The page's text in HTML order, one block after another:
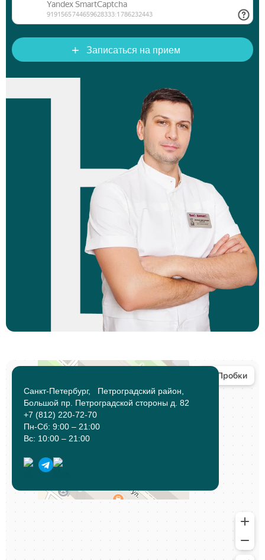
+ Записаться на прием
Санкт-Петербург, Петроградский район,
Большой пр. Петроградской стороны д. 82
+7 (812) 220-72-70
Пн-Сб: 9:00 – 21:00
Вс: 10:00 – 21:00